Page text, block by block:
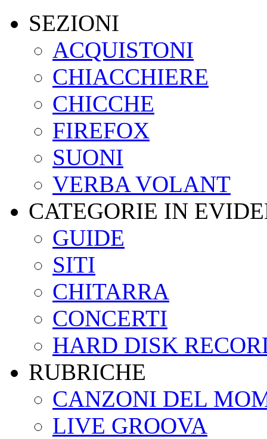
SEZIONI
ACQUISTONI
CHIACCHIERE
CHICCHE
FIREFOX
SUONI
VERBA VOLANT
CATEGORIE IN
GUIDE
SITI
CHITARRA
CONCERTI
HARD DISK
RUBRICHE
CANZONI DEL
LIVE GROOVA